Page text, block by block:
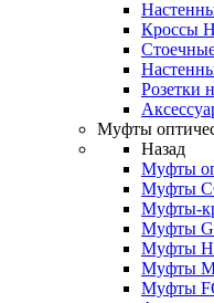
Кроссы
Розетки
Муфты
Назад
Муфты
Муфты
Муфты-
Муфты
Муфты
Муфты
Муфты